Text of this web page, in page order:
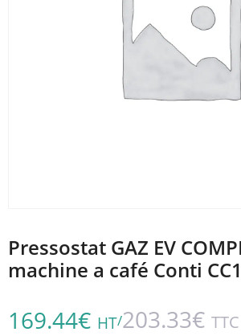
Pressostat GAZ EV
machine a café Conti
169.44€ HT/203.33€ TTC